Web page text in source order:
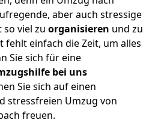
aber auch stressige
so viel zu organisieren und zu
fehlt einfach die Zeit, um alles
Sie sich für eine
bei uns
Sie sich auf einen
stressfreien Umzug von
freuen.